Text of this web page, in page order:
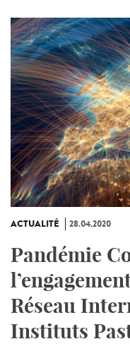
ACTUALITÉ 28.04.2020
Pandémie
Réseau
Instituts